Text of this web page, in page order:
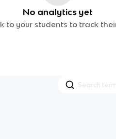
No analytics yet
to your students to track